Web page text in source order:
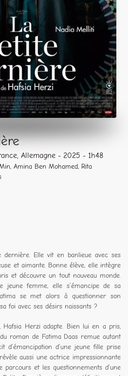
Allemagne - 2025 - 1h48
Amina Ben Mohamed, Rita
dernière. Elle vit en banlieue avec ses
et aimante. Bonne élève, elle intègre
et découvre un tout nouveau monde.
jeune femme, elle s’émancipe de sa
se met alors à questionner son
foi avec ses désirs naissants ?
Herzi adapte. Bien lui en a pris,
roman de Fatima Daas remue autant
d’émancipation d’une jeune fille prise
aussi une actrice impressionnante
et les questionnements d’une